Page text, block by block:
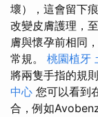
壞），這會留下
改變皮膚護理，
膚與懷孕前相同
常規。 桃園植牙
將兩隻手指的規
中心 您可以看到
合，例如